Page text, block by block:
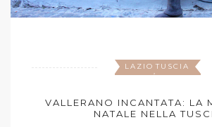
LAZIO
,
TUSCIA
VALLERANO INCANTATA: LA
NATALE NELLA